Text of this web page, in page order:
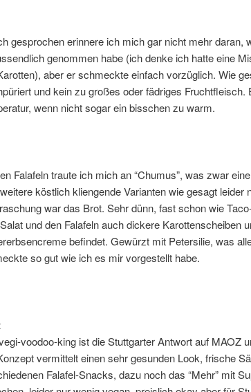
gesprochen erinnere ich mich gar nicht mehr daran,
genommen habe (ich denke ich hatte eine
aber er schmeckte einfach vorzüglich. Wie
und kein zu großes oder fädriges Fruchtfleisch.
wenn nicht sogar ein bisschen zu warm.
Falafeln traute ich mich an “Chumus”, was zwar
köstlich kliengende Varianten wie gesagt leider
war das Brot. Sehr dünn, fast schon wie
und den Falafeln auch dickere Karottenscheiben
befindet. Gewürzt mit Petersilie, was
so gut wie ich es mir vorgestellt habe.
voodoo-king ist die Stuttgarter Antwort auf MAOZ
vermittelt einen sehr gesunden Look, frische
Falafel-Snacks, dazu noch das “Mehr” mit